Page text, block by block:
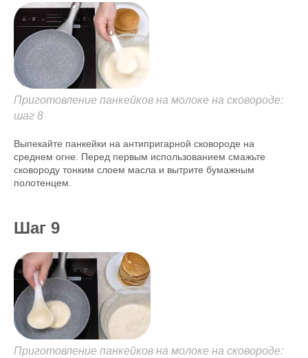
Приготовление панкейков на молоке на сковороде:
шаг 8
Выпекайте панкейки на антипригарной сковороде на
среднем огне. Перед первым использованием смажьте
сковороду тонким слоем масла и вытрите бумажным
полотенцем.
Шаг 9
Приготовление панкейков на молоке на сковороде: